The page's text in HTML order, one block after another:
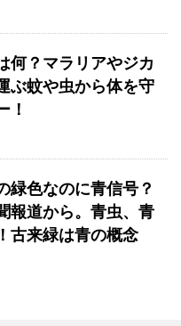
何？マラリアやジカ
ぶ蚊や虫から体を守
！
緑色なのに青信号？
報道から。青虫、青
古来緑は青の概念